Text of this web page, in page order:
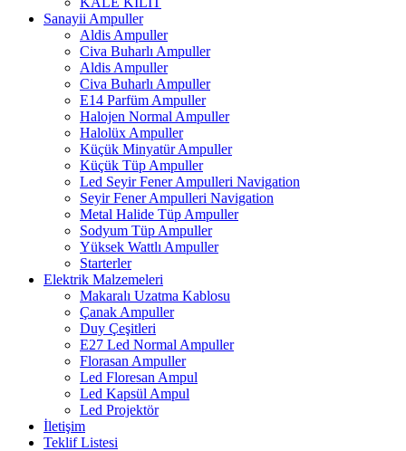
Sanayii Ampuller
Aldis Ampuller
Civa Buharlı Ampuller
Aldis Ampuller
Civa Buharlı Ampuller
E14 Parfüm Ampuller
Halojen Normal Ampuller
Halolüx Ampuller
Küçük Minyatür Ampuller
Küçük Tüp Ampuller
Led Seyir Fener Ampulleri Navigation
Seyir Fener Ampulleri Navigation
Metal Halide Tüp Ampuller
Sodyum Tüp Ampuller
Yüksek Wattlı Ampuller
Starterler
Elektrik Malzemeleri
Makaralı Uzatma Kablosu
Çanak Ampuller
Duy Çeşitleri
E27 Led Normal Ampuller
Florasan Ampuller
Led Floresan Ampul
Led Kapsül Ampul
Led Projektör
İletişim
Teklif Listesi